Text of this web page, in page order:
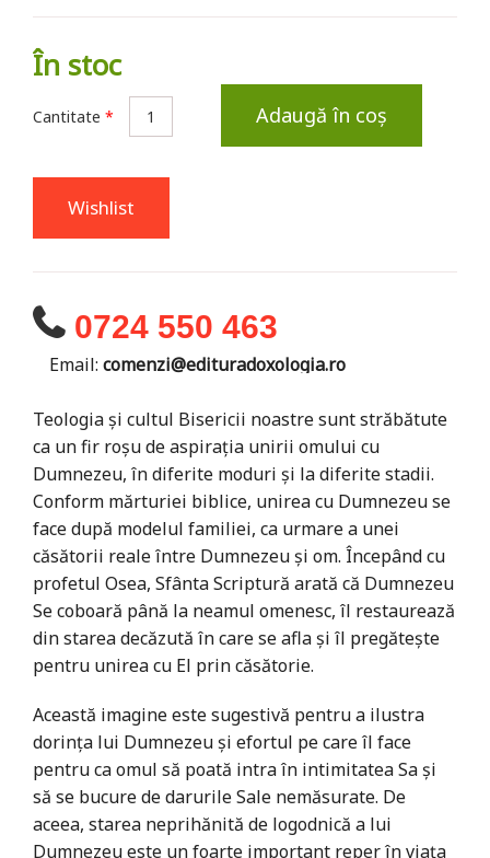
În stoc
Cantitate * Adaugă în coș
Wishlist
0724 550 463
Email: comenzi@edituradoxologia.ro
Teologia și cultul Bisericii noastre sunt străbătute
ca un fir roșu de aspirația unirii omului cu
Dumnezeu, în diferite moduri și la diferite stadii.
Conform mărturiei biblice, unirea cu Dumnezeu se
face după modelul familiei, ca urmare a unei
căsătorii reale între Dumnezeu și om. Începând cu
profetul Osea, Sfânta Scriptură arată că Dumnezeu
Se coboară până la neamul omenesc, îl restaurează
din starea decăzută în care se afla și îl pregătește
pentru unirea cu El prin căsătorie.
Această imagine este sugestivă pentru a ilustra
dorința lui Dumnezeu și efortul pe care îl face
pentru ca omul să poată intra în intimitatea Sa și
să se bucure de darurile Sale nemăsurate. De
aceea, starea neprihănită de logodnică a lui
Dumnezeu este un foarte important reper în viața